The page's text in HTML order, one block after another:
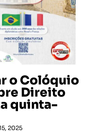
o Colóquio
Direito
quinta-
2025